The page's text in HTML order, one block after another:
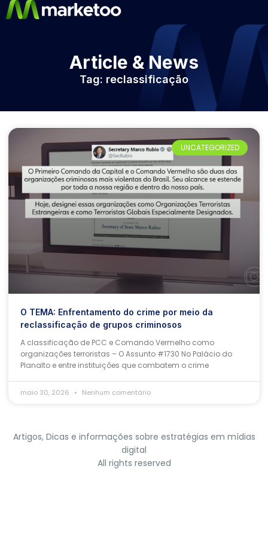
Article & News
Tag: reclassificação
UNCATEGORIZED
O TEMA: Enfrentamento do crime por meio da
reclassificação de grupos criminosos
A classificação de PCC e Comando Vermelho como
organizações terroristas – O Assunto #1730 No Palácio do
Planalto e entre instituições que combatem o crime
maio 30, 2026 Nenhum comentário
Artigos, Dicas e informações sobre estratégias em mídias
digital
All rights reserved